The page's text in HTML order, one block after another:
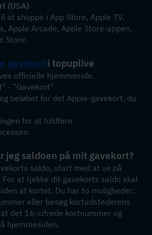
(USA)
at shoppe i App Store, Apple TV,
Apple Arcade, Apple Store-appen,
Store.
gavekorti topuplive
officielle hjemmeside.
- "Gavekort"
beløbet for det Apple-gavekort, du
for at fuldføre
jeg saldoen på mit gavekort?
saldo, start med at se på
at tjekke dit gavekorts saldo skal
af ​​kortet. Du har to muligheder:
eller besøg kortudstederens
det 16-cifrede kortnummer og
hjemmesiden.